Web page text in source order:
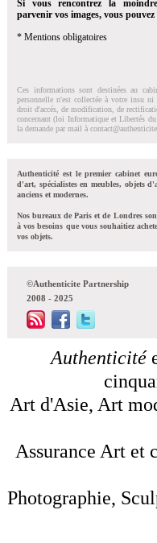
Si vous rencontrez la
parvenir vos images, vous
* Mentions obligatoires
Ces informations sont destinées au
personnelle n'est collectée à votre insu
droit d'accés, de modification, de
concernant (loi Informatique et Libertés
la demande par mail à
Authenticité est le premier cabinet
d'art, spécialistes en meubles, objets
anciens et modernes.
Nos bureaux de Paris et de Londres
à vos besoins que vous souhaitiez
vos objets.
©Authenticite Partnership
2008 - 2025
Authenticité
Art d'Asie, Art
Assurance Art et
Photographie,